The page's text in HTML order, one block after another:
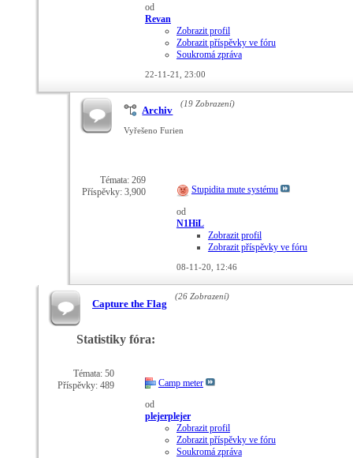
od
Revan
Zobrazit profil
Zobrazit příspěvky ve fóru
Soukromá zpráva
22-11-21, 23:00
Archiv
(19 Zobrazení)
Vyřešeno Furien
Témata: 269
Příspěvky: 3,900
Stupidita mute systému
od
N1HiL
Zobrazit profil
Zobrazit příspěvky ve fóru
08-11-20, 12:46
Capture the Flag
(26 Zobrazení)
Statistiky fóra:
Témata: 50
Příspěvky: 489
Camp meter
od
plejerplejer
Zobrazit profil
Zobrazit příspěvky ve fóru
Soukromá zpráva